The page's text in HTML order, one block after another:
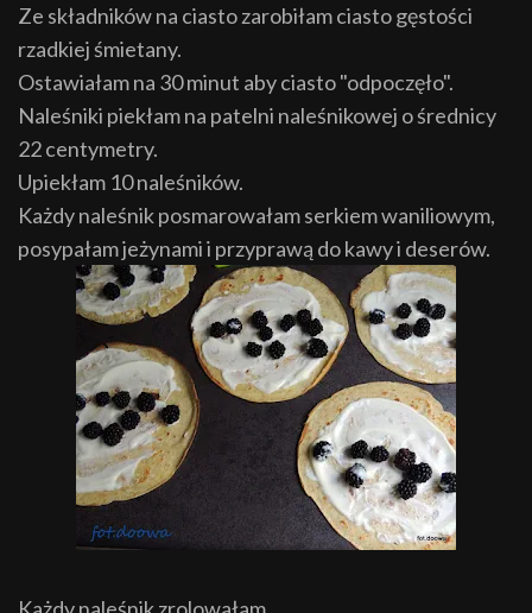
Ze składników na ciasto zarobiłam ciasto gęstości
rzadkiej śmietany.
Ostawiałam na 30 minut aby ciasto "odpoczęło".
Naleśniki piekłam na patelni naleśnikowej o średnicy
22 centymetry.
Upiekłam 10 naleśników.
Każdy naleśnik posmarowałam serkiem waniliowym,
posypałam jeżynami i przyprawą do kawy i deserów.
Każdy naleśnik zrolowałam.